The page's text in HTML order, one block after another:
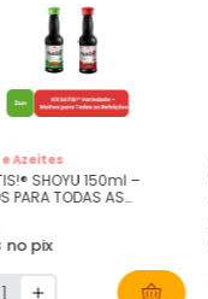
Azeites
SHOYU 150ml –
PARA TODAS AS
no pix